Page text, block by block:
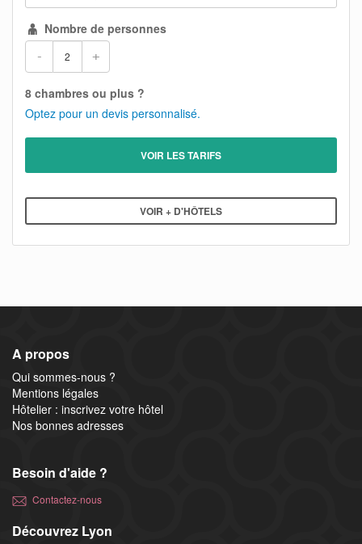
Nombre de personnes
- +
8 chambres ou plus ?
Optez pour un devis personnalisé.
VOIR LES TARIFS
VOIR + D'HÔTELS
A propos
Qui sommes-nous ?
Mentions légales
Hôtelier : inscrivez votre hôtel
Nos bonnes adresses
Besoin d'aide ?
Contactez-nous
Découvrez Lyon